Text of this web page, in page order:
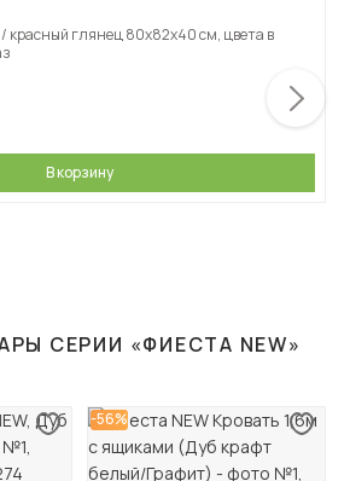
красный глянец 80х82х40 см, цвета в
В корзину
СЕРИИ «ФИЕСТА NEW»
-56%